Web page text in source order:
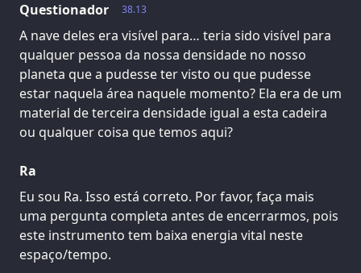
38.13
Questionador
A nave deles era visível para… teria sido visível para
qualquer pessoa da nossa densidade no nosso
planeta que a pudesse ter visto ou que pudesse
estar naquela área naquele momento? Ela era de um
material de terceira densidade igual a esta cadeira
ou qualquer coisa que temos aqui?
Ra
Eu sou Ra. Isso está correto. Por favor, faça mais
uma pergunta completa antes de encerrarmos, pois
este instrumento tem baixa energia vital neste
espaço/tempo.